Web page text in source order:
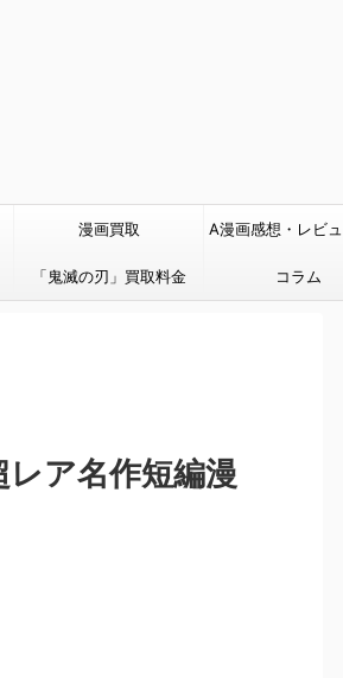
漫画買取 A漫画感想・レビ
タバレあり）
「鬼滅の刃」買取料金 コラム
ア名作短編漫